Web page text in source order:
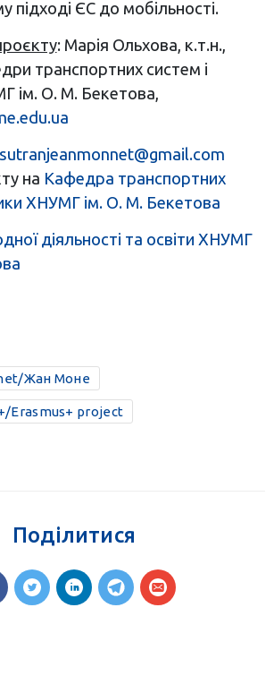
підході ЄС до мобільності.
: Марія Ольхова, к.т.н.,
транспортних систем і
ім. О. М. Бекетова,
sutranjeanmonnet@gmail.com
на Кафедра транспортних
ХНУМГ ім. О. М. Бекетова
діяльності та освіти ХНУМГ
Жан Моне
Erasmus+ project
Поділитися